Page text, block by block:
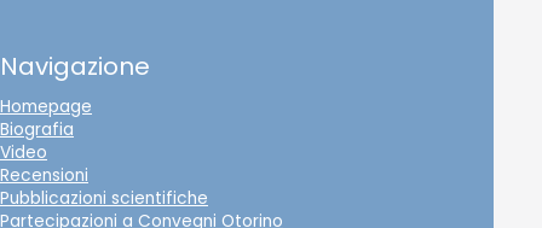
Navigazione
Homepage
Biografia
Video
Recensioni
Pubblicazioni scientifiche
Partecipazioni a Convegni Otorino